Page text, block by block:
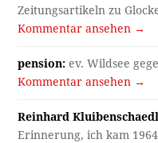
Zeitungsartikeln zu
Kommentar ansehen →
pension: ev. Wildsee
Kommentar ansehen →
Reinhard
Erinnerung, ich kam